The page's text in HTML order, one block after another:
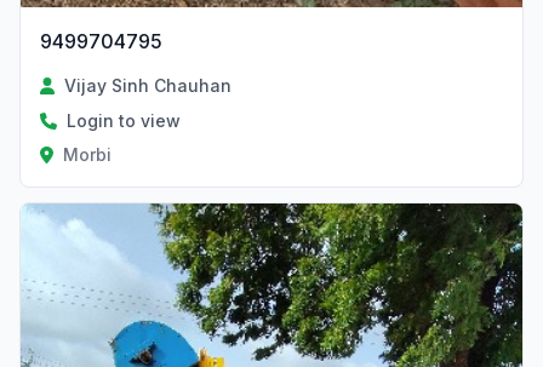
9499704795
Vijay Sinh Chauhan
Login to view
Morbi